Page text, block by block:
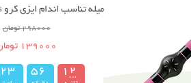
میله تناسب اندام ایزی کرو Easy Curves
298000 تومان
139000 تومان
1 1
2
56
23